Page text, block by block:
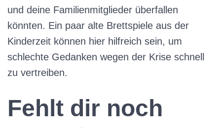
und deine Familienmitglieder überfallen
könnten. Ein paar alte Brettspiele aus der
Kinderzeit können hier hilfreich sein, um
schlechte Gedanken wegen der Krise schnell
zu vertreiben.
Fehlt dir noch